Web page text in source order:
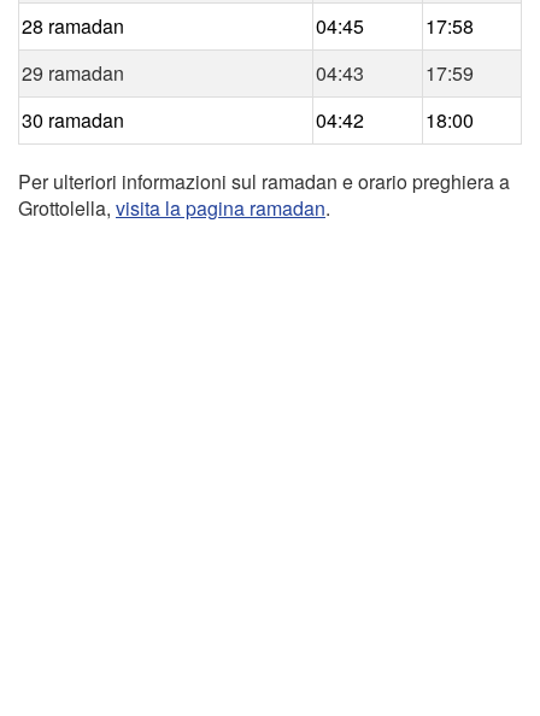
28 ramadan
04:45
17:58
29 ramadan
04:43
17:59
30 ramadan
04:42 18:00
Per ulteriori informazioni sul ramadan e orario preghiera a
Grottolella, visita la pagina ramadan.